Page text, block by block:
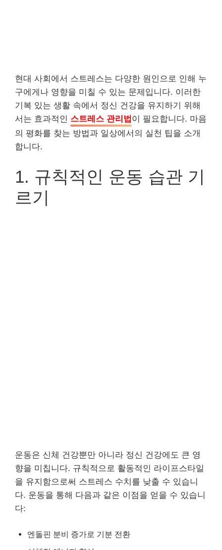
현대 사회에서 스트레스는 다양한 원인으로 인해 누
구에게나 영향을 미칠 수 있는 문제입니다. 이러한
기복 있는 생활 속에서 정신 건강을 유지하기 위해
서는 효과적인 스트레스 관리법 이 필요합니다. 마음
의 평화를 찾는 방법과 일상에서의 실천 팁을 소개
합니다.
1. 규칙적인 운동 습관 기
르기
운동은 신체 건강뿐만 아니라 정신 건강에도 큰 영
향을 미칩니다. 규칙적으로 활동적인 라이프스타일
을 유지함으로써 스트레스 수치를 낮출 수 있습니
다. 운동을 통해 다음과 같은 이점을 얻을 수 있습니
다:
엔돌핀 분비 증가로 기분 전환